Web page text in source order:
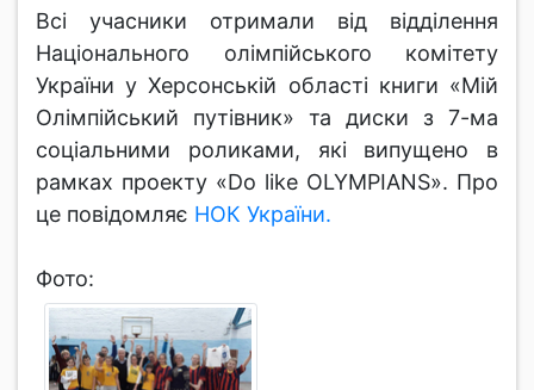
Всі учасники отримали від відділення
Національного олімпійського комітету
України у Херсонській області книги «Мій
Олімпійський путівник» та диски з 7-ма
соціальними роликами, які випущено в
рамках проекту «Do like OLYMPIANS». Про
це повідомляє НОК України.
Фото: